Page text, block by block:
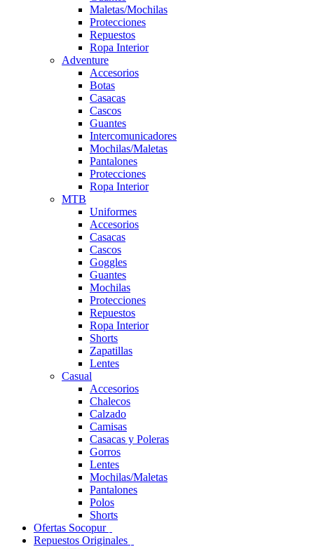
Maletas/Mochilas
Protecciones
Repuestos
Ropa Interior
Adventure
Accesorios
Botas
Casacas
Cascos
Guantes
Intercomunicadores
Mochilas/Maletas
Pantalones
Protecciones
Ropa Interior
MTB
Uniformes
Accesorios
Casacas
Cascos
Goggles
Guantes
Mochilas
Protecciones
Repuestos
Ropa Interior
Shorts
Zapatillas
Lentes
Casual
Accesorios
Chalecos
Calzado
Camisas
Casacas y Poleras
Gorros
Lentes
Mochilas/Maletas
Pantalones
Polos
Shorts
Ofertas Socopur
Repuestos Originales